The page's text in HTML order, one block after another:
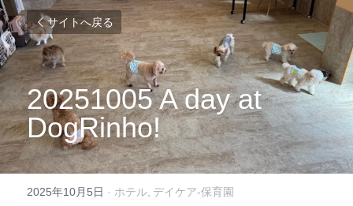
サイトへ戻る
20251005 A day at
DogRinho!
2025年10月5日 · ホテル, デイケア-保育園